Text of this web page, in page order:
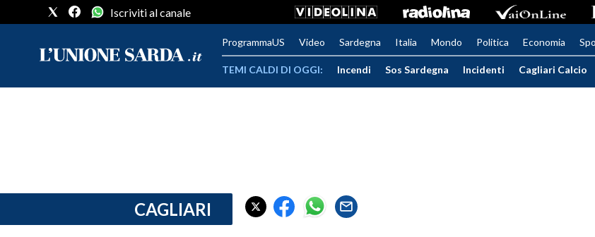
Iscriviti al canale
ProgrammaUS Video Sardegna Italia Mondo Politica Economia
TEMI CALDI DI OGGI: Incendi Sos Sardegna Incidenti Cagliari Calcio
CAGLIARI